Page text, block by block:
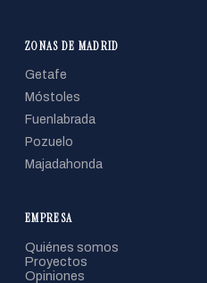
ZONAS DE MADRID
Getafe
Móstoles
Fuenlabrada
Pozuelo
Majadahonda
EMPRESA
Quiénes somos
Proyectos
Opiniones